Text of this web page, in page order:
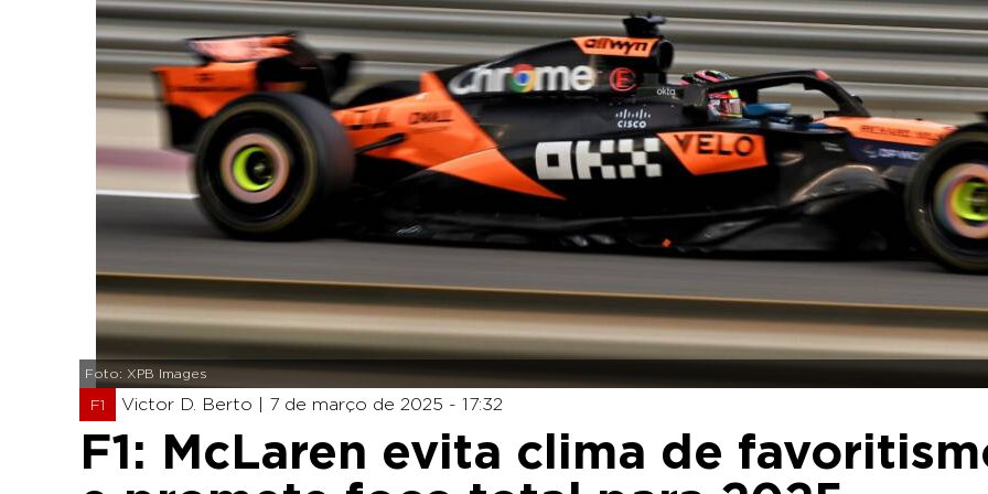
Foto: XPB Images
F1 Victor D. Berto | 7 de março de 2025 - 17:32
F1: McLaren evita clima de